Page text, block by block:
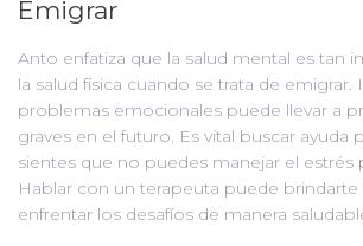
Emigrar
Anto enfatiza que la salud mental es tan
la salud física cuando se trata de emigrar.
problemas emocionales puede llevar a
graves en el futuro. Es vital buscar ayuda
sientes que no puedes manejar el estrés
Hablar con un terapeuta puede brindarte
enfrentar los desafíos de manera